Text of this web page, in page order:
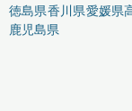
徳島県香川県愛媛県
鹿児島県